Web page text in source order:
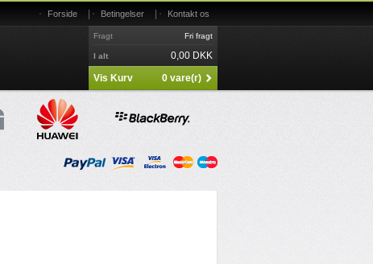
Forside Betingelser Kontakt os
Fragt Fri fragt
I alt
0,00 DKK
Vis Kurv
0 vare(r)